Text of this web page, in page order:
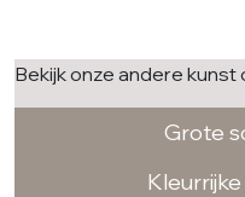
Bekijk onze andere kunst
Grote